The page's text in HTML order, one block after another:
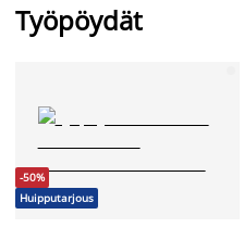
Työpöydät
-50%
Huipputarjous